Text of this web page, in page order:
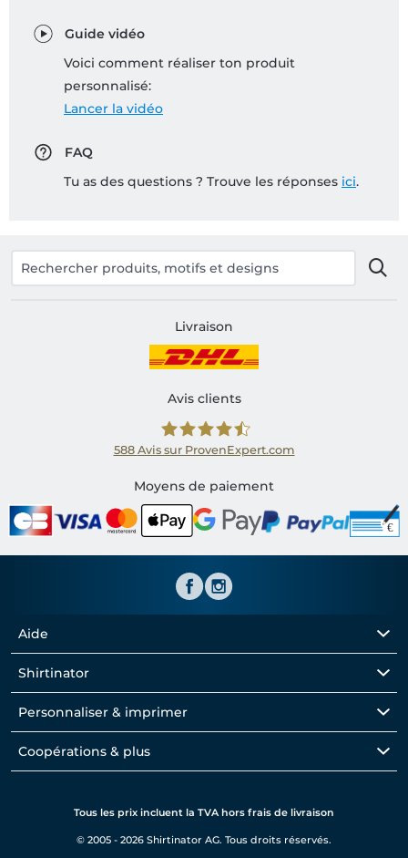
Guide vidéo
Voici comment réaliser ton produit
personnalisé:
Lancer la vidéo
FAQ
Tu as des questions ? Trouve les réponses ici.
Livraison
Avis clients
Shirtinator FR
588 Avis sur ProvenExpert.com
Moyens de paiement
Aide
Shirtinator
Personnaliser & imprimer
Coopérations & plus
Tous les prix incluent la TVA hors frais de livraison
© 2005 - 2026 Shirtinator AG. Tous droits réservés.